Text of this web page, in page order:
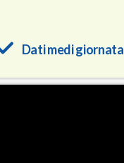
Dati medi giornata